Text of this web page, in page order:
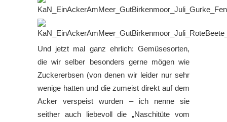
Und jetzt mal ganz ehrlich: Gemüsesorten,
die wir selber besonders gerne mögen wie
Zuckererbsen (von denen wir leider nur sehr
wenige hatten und die zumeist direkt auf dem
Acker verspeist wurden – ich nenne sie
seither auch liebevoll die „Naschitüte vom